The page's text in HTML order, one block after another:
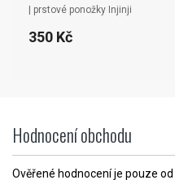
| prstové ponožky Injinji
350 Kč
Hodnocení obchodu
Ověřené hodnocení je pouze